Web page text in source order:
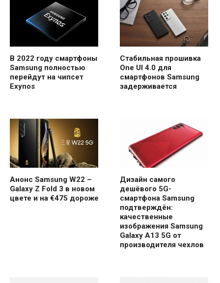
В 2022 году смартфоны
Samsung полностью
перейдут на чипсет
Exynos
Стабильная прошивка
One UI 4.0 для
смартфонов Samsung
задерживается
Анонс Samsung W22 –
Galaxy Z Fold 3 в новом
цвете и на €475 дороже
Дизайн самого
дешёвого 5G-
смартфона Samsung
подтверждён:
качественные
изображения Samsung
Galaxy A13 5G от
производителя чехлов